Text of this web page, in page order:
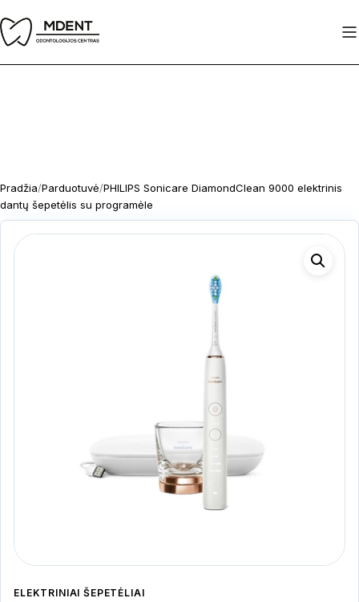
prie
turinio
Pradžia/Parduotuvė/PHILIPS Sonicare DiamondClean 9000 elektrinis
dantų šepetėlis su programėle
ELEKTRINIAI ŠEPETĖLIAI